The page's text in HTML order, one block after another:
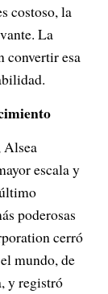
costoso, la
La
convertir esa
Alsea
escala y
poderosas
cerró
mundo, de
y registró